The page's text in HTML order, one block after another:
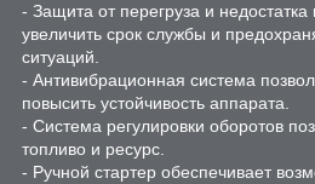
- Защита от перегруза и
увеличить срок службы и
ситуаций.
- Антивибрационная система
повысить устойчивость аппарата.
- Система регулировки оборотов
топливо и ресурс.
- Ручной стартер обеспечивает